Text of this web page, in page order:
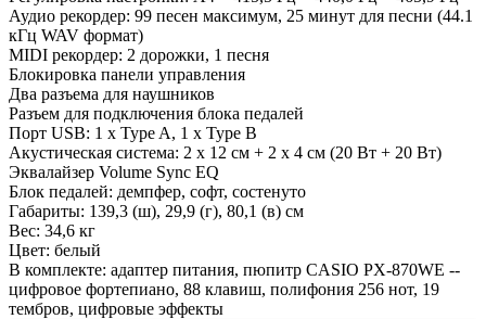
Аудио рекордер: 99 песен максимум, 25 минут для песни (44.1
кГц WAV формат)
MIDI рекордер: 2 дорожки, 1 песня
Блокировка панели управления
Два разъема для наушников
Разъем для подключения блока педалей
Порт USB: 1 x Type A, 1 x Type B
Акустическая система: 2 х 12 см + 2 х 4 см (20 Вт + 20 Вт)
Эквалайзер Volume Sync EQ
Блок педалей: демпфер, софт, состенуто
Габариты: 139,3 (ш), 29,9 (г), 80,1 (в) см
Вес: 34,6 кг
Цвет: белый
В комплекте: адаптер питания, пюпитр CASIO PX-870WE --
цифровое фортепиано, 88 клавиш, полифония 256 нот, 19
тембров, цифровые эффекты